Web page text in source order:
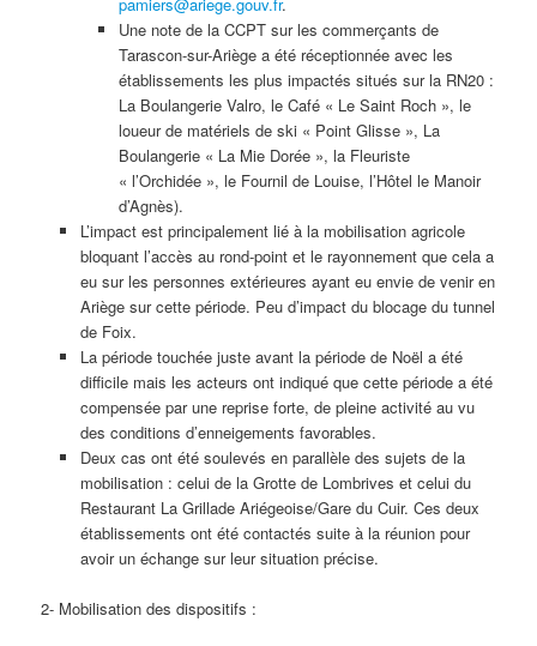
Une note de la CCPT sur les commerçants de
Tarascon-sur-Ariège a été réceptionnée avec les
établissements les plus impactés situés sur la RN20 :
La Boulangerie Valro, le Café « Le Saint Roch », le
loueur de matériels de ski « Point Glisse », La
Boulangerie « La Mie Dorée », la Fleuriste
« l’Orchidée », le Fournil de Louise, l’Hôtel le Manoir
d’Agnès).
L’impact est principalement lié à la mobilisation agricole
bloquant l’accès au rond-point et le rayonnement que cela a
eu sur les personnes extérieures ayant eu envie de venir en
Ariège sur cette période. Peu d’impact du blocage du tunnel
de Foix.
La période touchée juste avant la période de Noël a été
difficile mais les acteurs ont indiqué que cette période a été
compensée par une reprise forte, de pleine activité au vu
des conditions d’enneigements favorables.
Deux cas ont été soulevés en parallèle des sujets de la
mobilisation : celui de la Grotte de Lombrives et celui du
Restaurant La Grillade Ariégeoise/Gare du Cuir. Ces deux
établissements ont été contactés suite à la réunion pour
avoir un échange sur leur situation précise.
2- Mobilisation des dispositifs :